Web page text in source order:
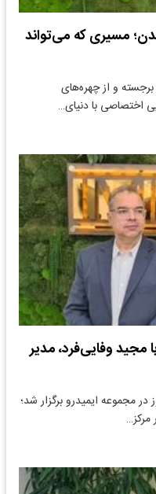
مسیری که می‌تواند
و از چهره‌های
اختصاصی با دنیای…
وفایی‌فرد، مدیر
مجموعه ایمیدرو برگزار شد؛
مرکز…